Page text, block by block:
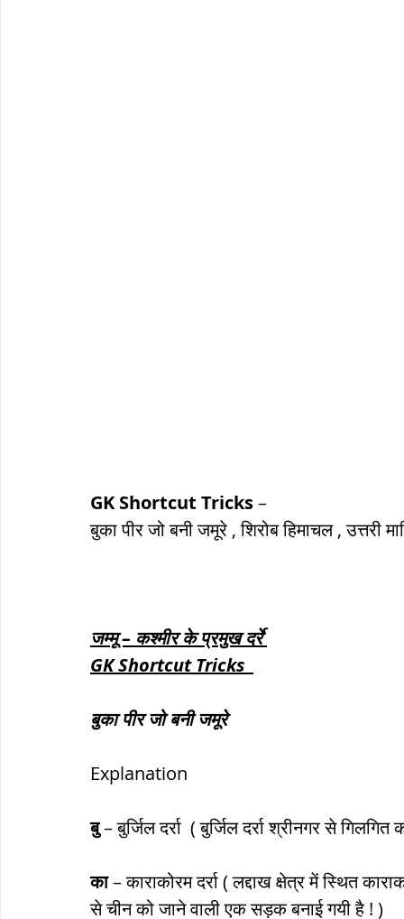
GK Shortcut Tricks –
बुका पीर जो बनी जमूरे , शिरोब हिमाचल , उत्तरी
जम्मू – कश्मीर के प्रमुख दर्रे
GK Shortcut Tricks
बुका पीर जो बनी जमूरे
Explanation
बु – बुर्जिल दर्रा  ( बुर्जिल दर्रा श्रीनगर से
का – काराकोरम दर्रा ( लद्दाख क्षेत्र में स्थित
से चीन को जाने वाली एक सड़क बनाई गयी है ! )